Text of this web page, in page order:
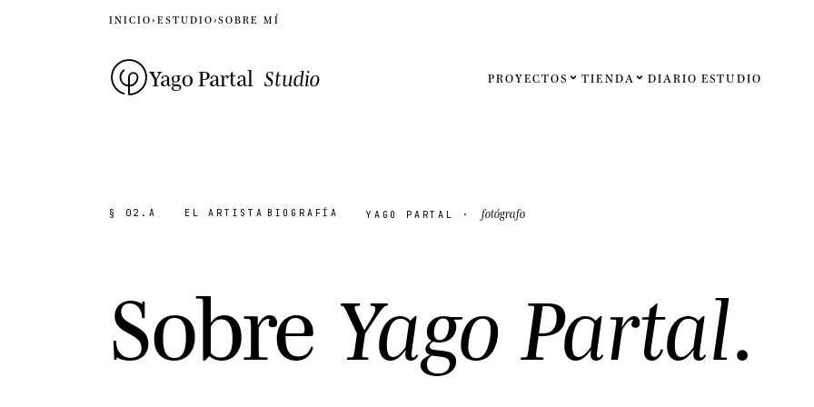
INICIO› ESTUDIO›SOBRE MÍ
Yago Partal Studio PROYECTOS TIENDA DIARIO ESTUDIO
§ 02.A EL ARTISTA BIOGRAFÍA YAGO PARTAL · fotógrafo
Sobre Yago Partal.